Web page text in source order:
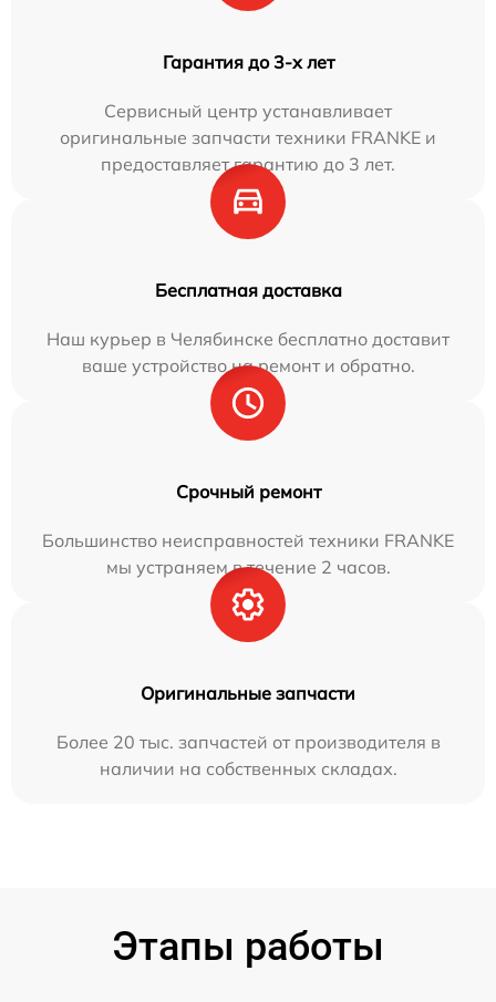
Гарантия до 3-х лет
Сервисный центр устанавливает
оригинальные запчасти техники FRANKE и
предоставляет гарантию до 3 лет.
Бесплатная доставка
Наш курьер в Челябинске бесплатно доставит
ваше устройство на ремонт и обратно.
Срочный ремонт
Большинство неисправностей техники FRANKE
мы устраняем в течение 2 часов.
Оригинальные запчасти
Более 20 тыс. запчастей от производителя в
наличии на собственных складах.
Этапы работы